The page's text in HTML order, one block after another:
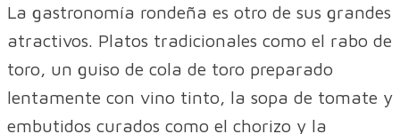
La gastronomía rondeña es otro de sus grandes
atractivos. Platos tradicionales como el rabo de
toro, un guiso de cola de toro preparado
lentamente con vino tinto, la sopa de tomate y
embutidos curados como el chorizo y la